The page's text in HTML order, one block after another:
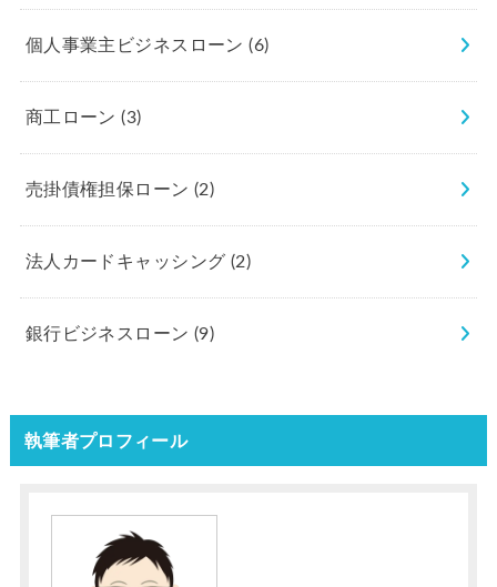
個人事業主ビジネスローン(6)
商工ローン(3)
売掛債権担保ローン (2)
法人カードキャッシング (2)
銀行ビジネスローン (9)
執筆者プロフィール